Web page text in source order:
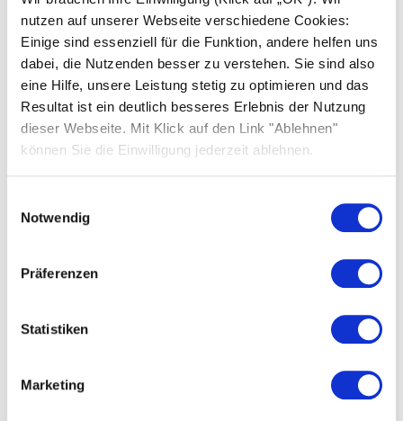
nutzen auf unserer Webseite verschiedene Cookies:
Einige sind essenziell für die Funktion, andere helfen uns
dabei, die Nutzenden besser zu verstehen. Sie sind also
eine Hilfe, unsere Leistung stetig zu optimieren und das
Resultat ist ein deutlich besseres Erlebnis der Nutzung
dieser Webseite. Mit Klick auf den Link "Ablehnen"
können Sie die Einwilligung jederzeit ablehnen.
Notwendig
Präferenzen
Statistiken
Marketing
SOLARWATT Battery & Inverter vision
Frequently asked questions
Planning
Commissioning
Relevant documents